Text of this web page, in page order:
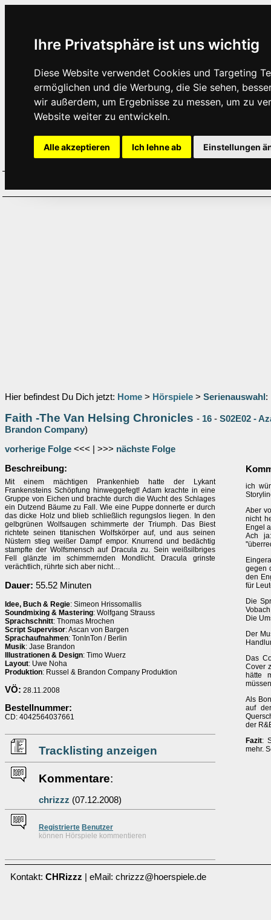
Ihre Privatsphäre ist uns wichtig
Diese Website verwendet Cookies und Targeting
ermöglichen und die Werbung, die Sie sehen,
wir außerdem, um Ergebnisse zu messen, um zu
Website weiter zu entwickeln.
Alle akzeptieren Ich lehne ab Einstellungen
Hier befindest Du Dich jetzt: Home > Hörspiele > Serienauswahl :
Faith -The Van Helsing Chronicles - 16 - S02E02 -
Brandon Company)
vorherige Folge <<< | >>> nächste Folge
Beschreibung:
Mit einem mächtigen Prankenhieb hatte der Lykant
Frankensteins Schöpfung hinweggefegt! Adam krachte in eine
Gruppe von Eichen und brachte durch die Wucht des Schlages
ein Dutzend Bäume zu Fall. Wie eine Puppe donnerte er durch
das dicke Holz und blieb schließlich regungslos liegen. In den
gelbgrünen Wolfsaugen schimmerte der Triumph. Das Biest
richtete seinen titanischen Wolfskörper auf, und aus seinen
Nüstern stieg weißer Dampf empor. Knurrend und bedächtig
stampfte der Wolfsmensch auf Dracula zu. Sein weißsilbriges
Fell glänzte im schimmernden Mondlicht. Dracula grinste
verächtlich, rührte sich aber nicht…
Dauer: 55.52 Minuten
Idee, Buch & Regie: Simeon Hrissomallis
Soundmixing & Mastering: Wolfgang Strauss
Sprachschnitt: Thomas Mrochen
Script Supervisor: Ascan von Bargen
Sprachaufnahmen: TonInTon / Berlin
Musik: Jase Brandon
Illustrationen & Design: Timo Wuerz
Layout: Uwe Noha
Produktion: Russel & Brandon Company Produktion
VÖ: 28.11.2008
Bestellnummer:
CD: 4042564037661
Tracklisting anzeigen
Kommentare:
chrizzz (07.12.2008)
Registrierte Benutzer
können Hörspiele kommentieren
ich
Aber
nicht
Engel
Ach
gegen
den
für
Die
Die
Der
Das
Cover
hätte
Als
auf
der
Fazit:
mehr.
Kontakt: CHRizzz | eMail: chrizzz@hoerspiele.de